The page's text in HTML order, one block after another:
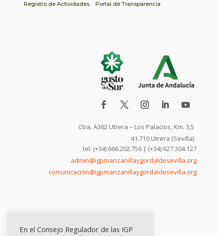
Registro de Actividades
Portal de Transparencia
Ctra. A362 Utrera – Los Palacios, Km. 3,5
41.710 Utrera (Sevilla)
tel: (+34) 666.202.756 | (+34) 627.304.127
admin@igpmanzanillaygordaldesevilla.org
comunicación@igpmanzanillaygordaldesevilla.org
En el Consejo Regulador de las IGP